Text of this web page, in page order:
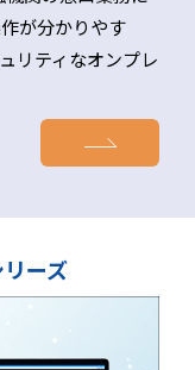
が分かりやす
リティなオンプレ
ーズ